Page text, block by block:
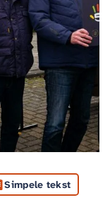
Simpele tekst